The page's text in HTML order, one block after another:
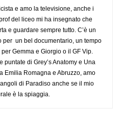
e amo la televisione, anche i
del liceo mi ha insegnato che
e guardare sempre tutto. C’è un
per un bel documentario, un tempo
Gemma e Giorgio o il GF Vip.
puntate di Grey’s Anatomy e Una
Emilia Romagna e Abruzzo, amo
di Paradiso anche se il mio
è la spiaggia.